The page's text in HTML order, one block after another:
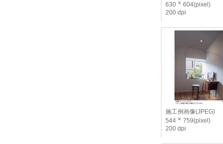
630
604(pixel)
200 dpi
施工例画像(JPEG)
544
759(pixel)
200 dpi